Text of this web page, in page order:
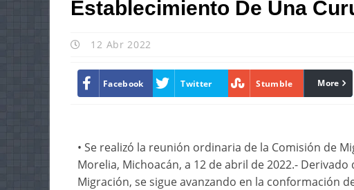
Establecimiento De Una
12 Abr 2022
Facebook Twitter Stumble More
• Se realizó la reunión ordinaria de la Comisión de
Morelia, Michoacán, a 12 de abril de 2022.-
Migración, se sigue avanzando en la conformación